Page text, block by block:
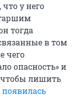
у него
тогда
в том
чего
опасность» и
чтобы лишить
появилась